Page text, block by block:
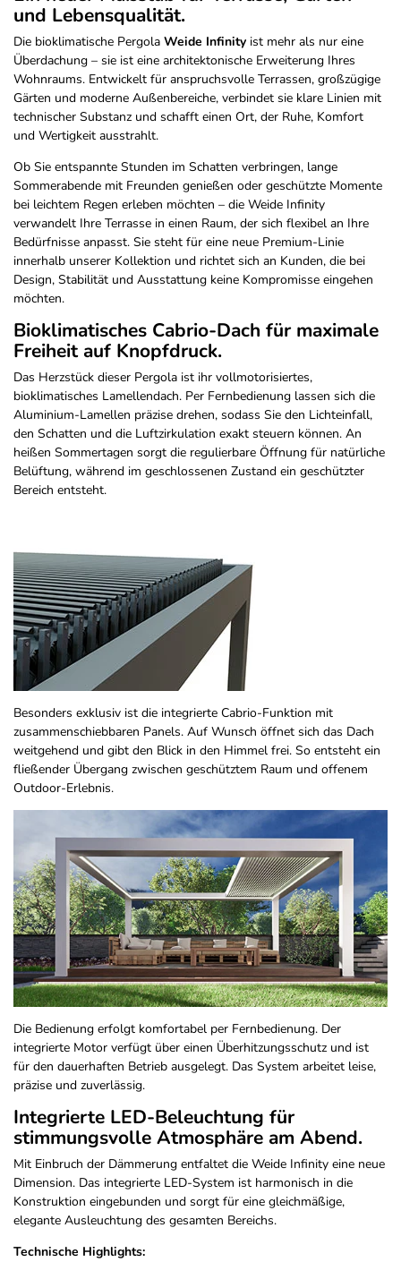
und Lebensqualität.
Die bioklimatische Pergola Weide Infinity ist mehr als nur eine
Überdachung – sie ist eine architektonische Erweiterung Ihres
Wohnraums. Entwickelt für anspruchsvolle Terrassen, großzügige
Gärten und moderne Außenbereiche, verbindet sie klare Linien mit
technischer Substanz und schafft einen Ort, der Ruhe, Komfort
und Wertigkeit ausstrahlt.
Ob Sie entspannte Stunden im Schatten verbringen, lange
Sommerabende mit Freunden genießen oder geschützte Momente
bei leichtem Regen erleben möchten – die Weide Infinity
verwandelt Ihre Terrasse in einen Raum, der sich flexibel an Ihre
Bedürfnisse anpasst. Sie steht für eine neue Premium-Linie
innerhalb unserer Kollektion und richtet sich an Kunden, die bei
Design, Stabilität und Ausstattung keine Kompromisse eingehen
möchten.
Bioklimatisches Cabrio-Dach für maximale
Freiheit auf Knopfdruck.
Das Herzstück dieser Pergola ist ihr vollmotorisiertes,
bioklimatisches Lamellendach. Per Fernbedienung lassen sich die
Aluminium-Lamellen präzise drehen, sodass Sie den Lichteinfall,
den Schatten und die Luftzirkulation exakt steuern können. An
heißen Sommertagen sorgt die regulierbare Öffnung für natürliche
Belüftung, während im geschlossenen Zustand ein geschützter
Bereich entsteht.
Besonders exklusiv ist die integrierte Cabrio-Funktion mit
zusammenschiebbaren Panels. Auf Wunsch öffnet sich das Dach
weitgehend und gibt den Blick in den Himmel frei. So entsteht ein
fließender Übergang zwischen geschütztem Raum und offenem
Outdoor-Erlebnis.
Die Bedienung erfolgt komfortabel per Fernbedienung. Der
integrierte Motor verfügt über einen Überhitzungsschutz und ist
für den dauerhaften Betrieb ausgelegt. Das System arbeitet leise,
präzise und zuverlässig.
Integrierte LED-Beleuchtung für
stimmungsvolle Atmosphäre am Abend.
Mit Einbruch der Dämmerung entfaltet die Weide Infinity eine neue
Dimension. Das integrierte LED-System ist harmonisch in die
Konstruktion eingebunden und sorgt für eine gleichmäßige,
elegante Ausleuchtung des gesamten Bereichs.
Technische Highlights: